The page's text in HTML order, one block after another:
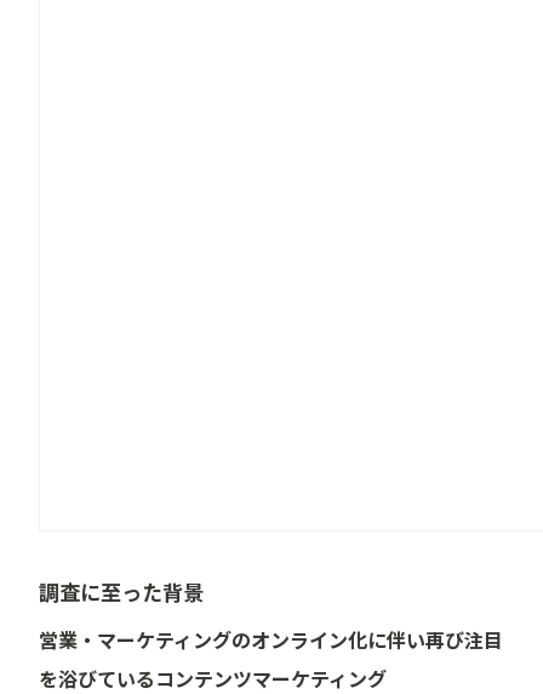
調査に至った背景
営業・マーケティングのオンライン化に伴い再び注目
を浴びているコンテンツマーケティング